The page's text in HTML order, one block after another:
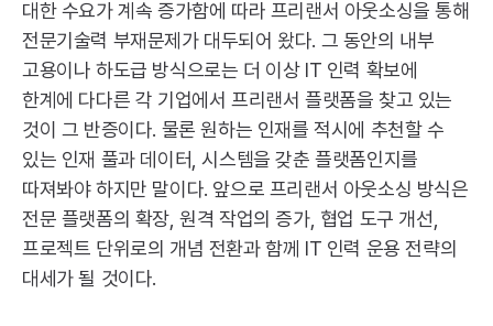
대한 수요가 계속 증가함에 따라 프리랜서 아웃소싱을 통해
전문기술력 부재문제가 대두되어 왔다. 그 동안의 내부
고용이나 하도급 방식으로는 더 이상 IT 인력 확보에
한계에 다다른 각 기업에서 프리랜서 플랫폼을 찾고 있는
것이 그 반증이다. 물론 원하는 인재를 적시에 추천할 수
있는 인재 풀과 데이터, 시스템을 갖춘 플랫폼인지를
따져봐야 하지만 말이다. 앞으로 프리랜서 아웃소싱 방식은
전문 플랫폼의 확장, 원격 작업의 증가, 협업 도구 개선,
프로젝트 단위로의 개념 전환과 함께 IT 인력 운용 전략의
대세가 될 것이다.